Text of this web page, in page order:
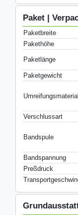
Paket |
Paketbreite
Pakethöhe
Paketlänge
Paketgewicht
Umreifungsmaterial
Verschlussart
Bandspule
Bandspannung
Preßdruck